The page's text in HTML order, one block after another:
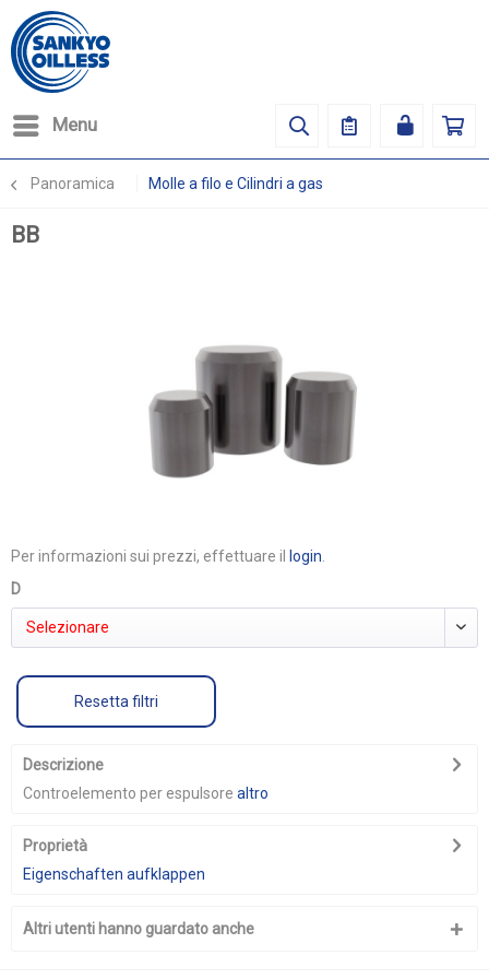
Menu
Panoramica Molle a filo e Cilindri a gas
BB
Per informazioni sui prezzi, effettuare il login
D
Selezionare
Resetta filtri
Descrizione
Controelemento per espulsore altro
Proprietà
Eigenschaften aufklappen
Altri utenti hanno guardato anche